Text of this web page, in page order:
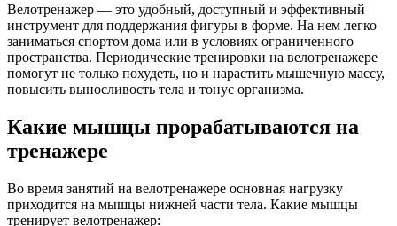
Велотренажер — это удобный, доступный и эффективный
инструмент для поддержания фигуры в форме. На нем легко
заниматься спортом дома или в условиях ограниченного
пространства. Периодические тренировки на велотренажере
помогут не только похудеть, но и нарастить мышечную массу,
повысить выносливость тела и тонус организма.
Какие мышцы прорабатываются на
тренажере
Во время занятий на велотренажере основная нагрузку
приходится на мышцы нижней части тела. Какие мышцы
тренирует велотренажер: